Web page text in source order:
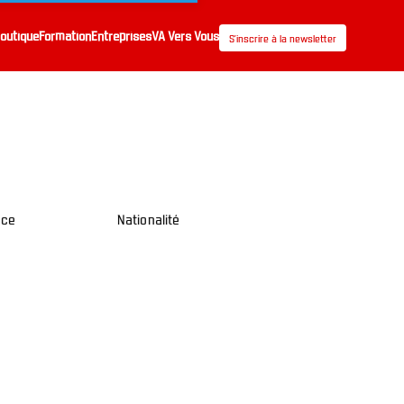
FormationEntreprisesVA Vers Vous S’inscrire à la newsletter
Nationalité